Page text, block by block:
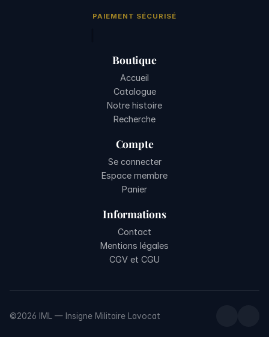
PAIEMENT SÉCURISÉ
Boutique
Accueil
Catalogue
Notre histoire
Recherche
Compte
Se connecter
Espace membre
Panier
Informations
Contact
Mentions légales
CGV et CGU
©2026 IML — Insigne Militaire Lavocat